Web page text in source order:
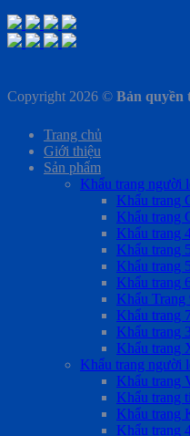
Copyright 2026 © Bản quyền
Trang chủ
Giới thiệu
Sản phẩm
Khẩu trang người
Khẩu trang
Khẩu trang
Khẩu trang
Khẩu trang
Khẩu trang
Khẩu trang
Khẩu
Khẩu trang
Khẩu trang
Khẩu trang
Khẩu trang người
Khẩu trang
Khẩu trang
Khẩu trang
Khẩu trang